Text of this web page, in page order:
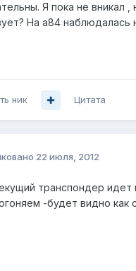
Я пока не вникал
На а84 наблюдалась
ник Цитата
22 июля, 2012
транспондер
-будет видно как